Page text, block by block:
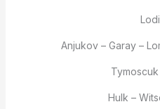
Anjukov – Garay –
Hulk –